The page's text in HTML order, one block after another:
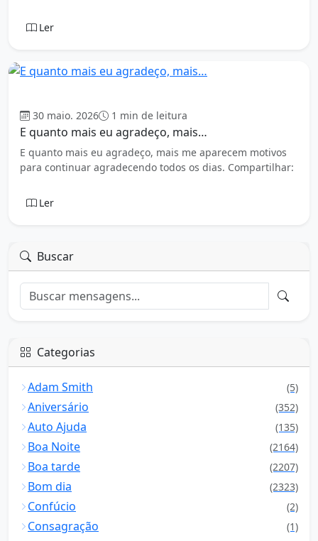
Ler
30 maio. 2026 1 min de leitura
E quanto mais eu agradeço, mais…
E quanto mais eu agradeço, mais me aparecem motivos
para continuar agradecendo todos os dias. Compartilhar:
Ler
Buscar
Categorias
Adam Smith (5)
Aniversário (352)
Auto Ajuda (135)
Boa Noite (2164)
Boa tarde (2207)
Bom dia (2323)
Confúcio (2)
Consagração (1)